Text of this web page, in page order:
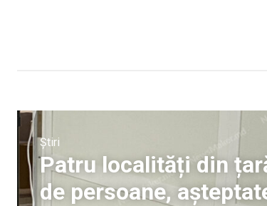
Știri
Patru localități din
de persoane,